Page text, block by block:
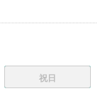
祝日